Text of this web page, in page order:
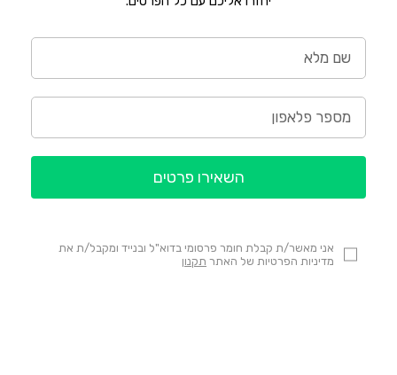
אני מאשר/ת קבלת חומר פרסומי בדוא"ל ובנייד ומקבל/ת את
מדיניות הפרטיות של האתר תקנון
השאירו פרטים